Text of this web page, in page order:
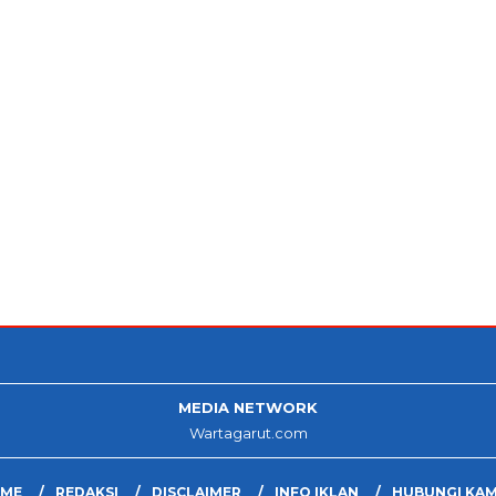
MEDIA NETWORK
Wartagarut.com
REDAKSI DISCLAIMER INFO IKLAN HUBUNGI